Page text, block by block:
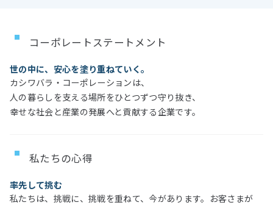
コーポレートステートメント
世の中に、安心を塗り重ねていく。
カシワバラ・コーポレーションは、
人の暮らしを支える場所をひとつずつ守り抜き、
幸せな社会と産業の発展へと貢献する企業です。
私たちの心得
率先して挑む
私たちは、挑戦に、挑戦を重ねて、今があります。お客さまが